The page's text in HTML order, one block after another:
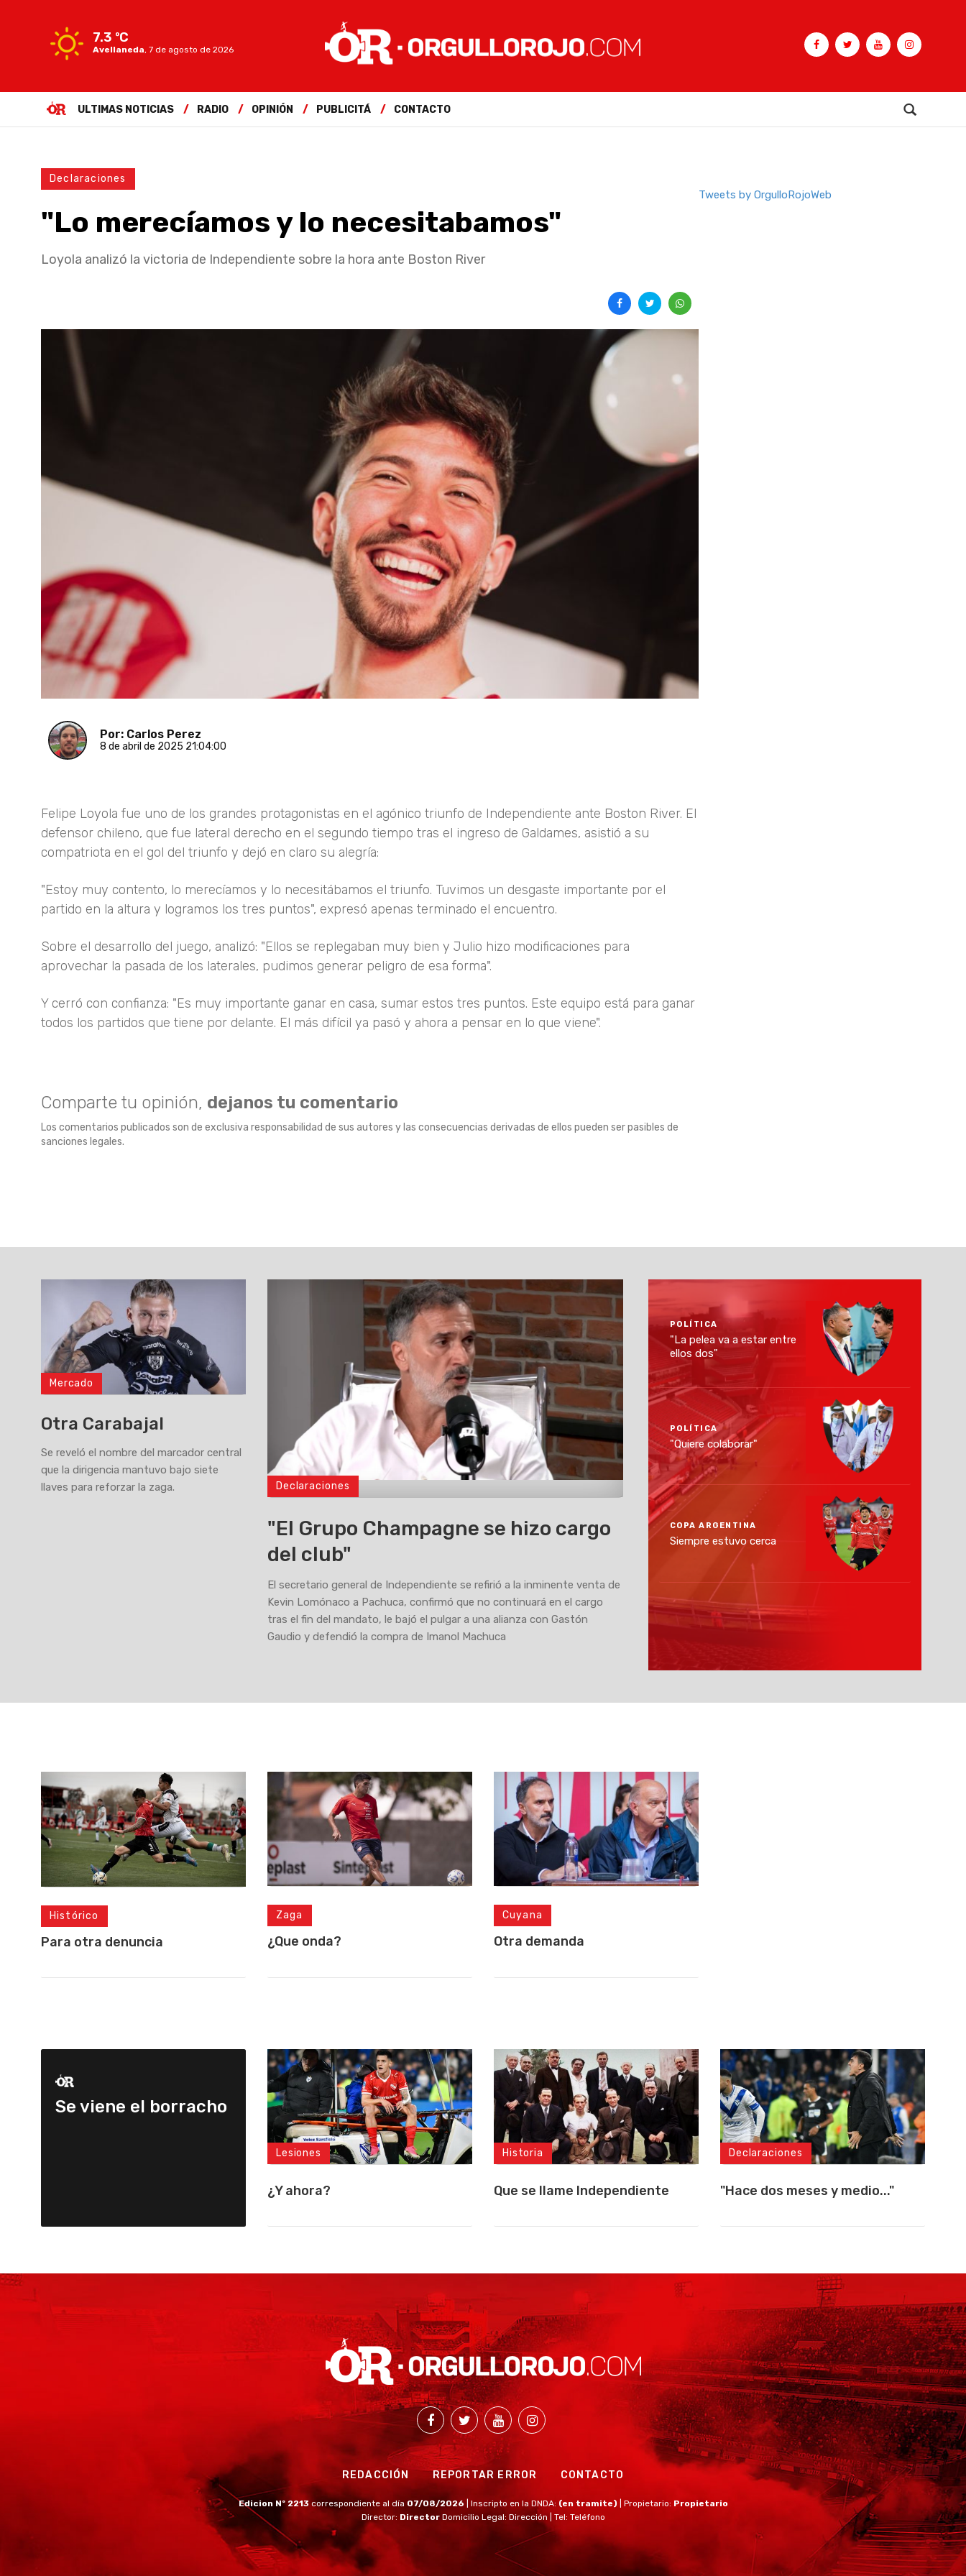
7.3 ºC
Avellaneda, 7 de agosto de 2026
ULTIMAS NOTICIAS RADIO OPINIÓN PUBLICITÁ CONTACTO
Declaraciones
"Lo merecíamos y lo necesitabamos"
Loyola analizó la victoria de Independiente sobre la hora ante Boston River
Por: Carlos Perez
8 de abril de 2025 21:04:00
Felipe Loyola fue uno de los grandes protagonistas en el agónico triunfo de Independiente ante Boston River. El
defensor chileno, que fue lateral derecho en el segundo tiempo tras el ingreso de Galdames, asistió a su
compatriota en el gol del triunfo y dejó en claro su alegría:
"Estoy muy contento, lo merecíamos y lo necesitábamos el triunfo. Tuvimos un desgaste importante por el
partido en la altura y logramos los tres puntos", expresó apenas terminado el encuentro.
Sobre el desarrollo del juego, analizó: "Ellos se replegaban muy bien y Julio hizo modificaciones para
aprovechar la pasada de los laterales, pudimos generar peligro de esa forma".
Y cerró con confianza: "Es muy importante ganar en casa, sumar estos tres puntos. Este equipo está para ganar
todos los partidos que tiene por delante. El más difícil ya pasó y ahora a pensar en lo que viene".
Comparte tu opinión, dejanos tu comentario
Los comentarios publicados son de exclusiva responsabilidad de sus autores y las consecuencias derivadas de ellos pueden ser pasibles de
sanciones legales.
Tweets by OrgulloRojoWeb
Mercado
Otra Carabajal
Se reveló el nombre del marcador central
que la dirigencia mantuvo bajo siete
llaves para reforzar la zaga.
Declaraciones
"El Grupo Champagne se hizo cargo
del club"
El secretario general de Independiente se refirió a la inminente venta de
Kevin Lomónaco a Pachuca, confirmó que no continuará en el cargo
tras el fin del mandato, le bajó el pulgar a una alianza con Gastón
Gaudio y defendió la compra de Imanol Machuca
POLÍTICA
"La pelea va a estar entre
ellos dos"
POLÍTICA
"Quiere colaborar"
COPA ARGENTINA
Siempre estuvo cerca
Histórico
Para otra denuncia
Zaga
¿Que onda?
Cuyana
Otra demanda
Se viene el borracho
Lesiones
¿Y ahora?
Historia
Que se llame Independiente
Declaraciones
"Hace dos meses y medio..."
REDACCIÓN REPORTAR ERROR CONTACTO
Edicion Nº 2213 correspondiente al día 07/08/2026 | Inscripto en la DNDA: (en tramite) | Propietario: Propietario
Director: Director Domicilio Legal: Dirección | Tel: Teléfono